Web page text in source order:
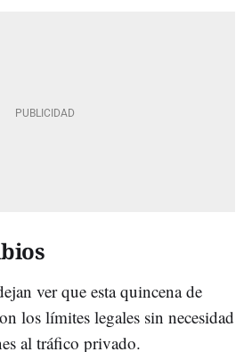
ver que esta quincena de
los límites legales sin necesidad
al tráfico privado.